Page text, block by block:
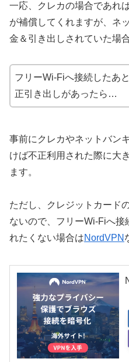
一応、クレカの場合であれ
が補償してくれますが、ネ
金＆引き出しされていた場
フリーWi-Fiへ接続したあ
正引き出しがあったら…
事前にクレカやネットバン
けば不正利用された際に大
ます。
ただし、クレジットカード
ないので、フリーWi-Fiへ接
れたくない場合はNordVPN